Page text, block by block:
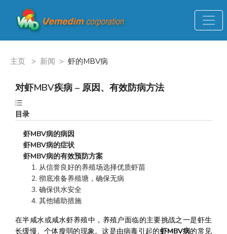
主页 > 新闻 > 虾的MBV病
对虾MBV疾病 – 原因、有效防病方法
目录
虾MBV病的病因
虾MBV病的症状
虾MBV病的有效预防方案
1. 从信誉良好的养殖场选择优质虾苗
2. 彻底准备养殖塘，确保无病
3. 确保供水安全
4. 其他辅助措施
在半咸水或咸水虾养殖中，养殖户面临的主要挑战之一是虾生
长缓慢、个体瘦弱的现象。这是由病毒引起的虾MBV病的常见